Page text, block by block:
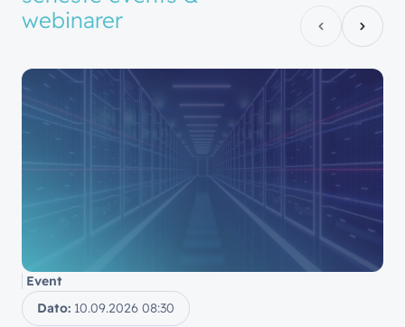
webinarer
Event
Dato: 10.09.2026 08:30